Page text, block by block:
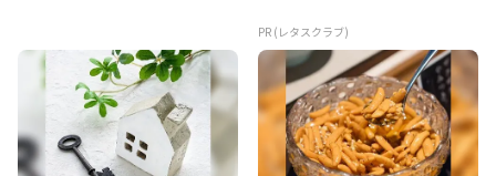
PR (レタスクラブ)